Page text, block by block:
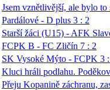
Jsem vznětlivější, ale bylo
Pardálové - D plus 3 : 2
Starší žáci (U15) - AFK
FCPK B - FC Zličín 7 : 2
SK Vysoké Mýto - FCPK 3
Kluci hráli podlahu.
Přeju Kopanině záchranu,